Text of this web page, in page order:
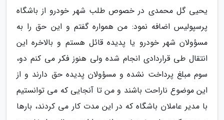
یحیی گل محمدی در خصوص طلب شهر خودرو از باشگاه
پرسپولیس اضافه نمود: من همواره گفتم و این حق را به
مسؤولان شهر خودرو یا پدیده قائل هستم و بالاخره این
انتقال طی قراردادی انجام شده ولی هنوز فکر می کنم دو،
سوم مبلغ پرداخت نشده و مسؤولان پدیده حق دارند و از
این موضوع ناراحت باشند و من تا آنجایی که می توانستیم
با مدیر عاملان باشگاه که در این مدت کار می کردند، بارها